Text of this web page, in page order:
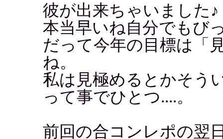
彼が出来ちゃいました
本当早いね自分でもび
だって今年の目標は「
ね。
私は見極めるとかそう
って事でひとつ....。
前回の合コンレポの翌